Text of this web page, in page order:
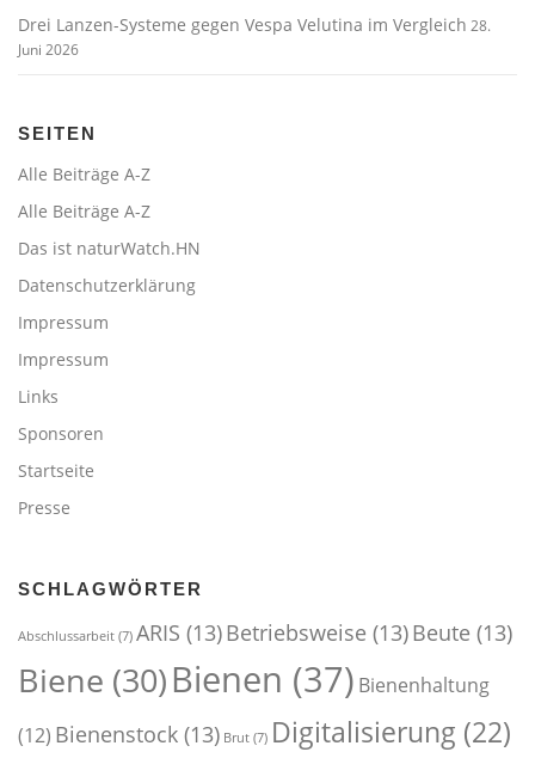
Drei Lanzen-Systeme gegen Vespa Velutina im Vergleich 28.
Juni 2026
SEITEN
Alle Beiträge A-Z
Alle Beiträge A-Z
Das ist naturWatch.HN
Datenschutzerklärung
Impressum
Impressum
Links
Sponsoren
Startseite
Presse
SCHLAGWÖRTER
Abschlussarbeit (7) ARIS (13)Betriebsweise (13)Beute (13)
Biene (30)Bienen (37) Bienenhaltung
(12) Bienenstock (13) Brut (7) Digitalisierung (22)